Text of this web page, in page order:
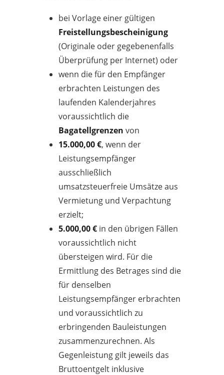
bei Vorlage einer gültigen
Freistellungsbescheinigung
(Originale oder gegebenenfalls
Überprüfung per Internet) oder
wenn die für den Empfänger
erbrachten Leistungen des
laufenden Kalenderjahres
voraussichtlich die
Bagatellgrenzen von
15.000,00 €, wenn der
Leistungsempfänger
ausschließlich
umsatzsteuerfreie Umsätze aus
Vermietung und Verpachtung
erzielt;
5.000,00 € in den übrigen Fällen
voraussichtlich nicht
übersteigen wird. Für die
Ermittlung des Betrages sind die
für denselben
Leistungsempfänger erbrachten
und voraussichtlich zu
erbringenden Bauleistungen
zusammenzurechnen. Als
Gegenleistung gilt jeweils das
Bruttoentgelt inklusive